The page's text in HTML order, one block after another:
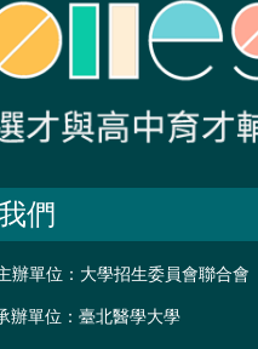
們
辦單位：大學招生委員會聯合會
辦單位：臺北醫學大學